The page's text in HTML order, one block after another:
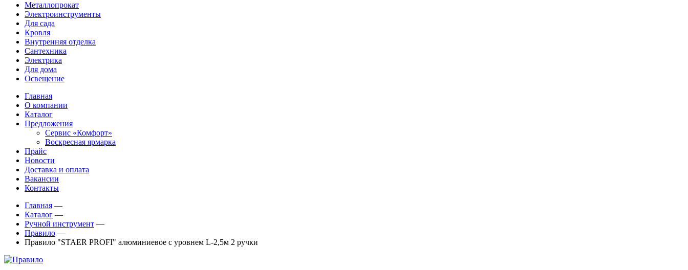
Металлопрокат
Электроинструменты
Для сада
Кровля
Внутренняя отделка
Сантехника
Электрика
Для дома
Освещение
Главная
О компании
Каталог
Предложения
Сервис «Комфорт»
Воскресная ярмарка
Прайс
Новости
Доставка и оплата
Вакансии
Контакты
Главная —
Каталог —
Ручной инструмент —
Правило —
Правило "STAER PROFI" алюминиевое с уровнем L-2,5м 2 ручки